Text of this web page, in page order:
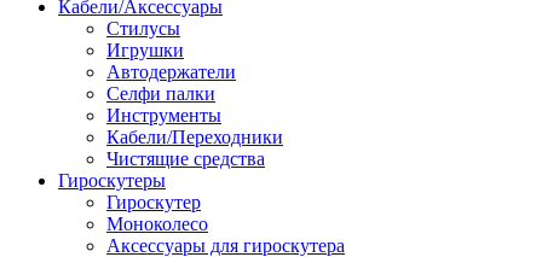
Кабели/Аксессуары
Стилусы
Игрушки
Автодержатели
Селфи палки
Инструменты
Кабели/Переходники
Чистящие средства
Гироскутеры
Гироскутер
Моноколесо
Аксессуары для гироскутера